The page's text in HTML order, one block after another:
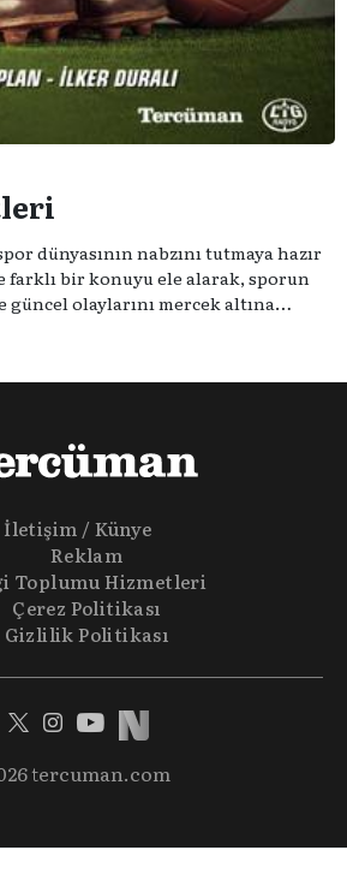
dünyasının nabzını tutmaya hazır
farklı bir konuyu ele alarak, sporun
olaylarını mercek altına
tam size
İletişim / Künye
Reklam
Toplumu Hizmetleri
Çerez Politikası
Gizlilik Politikası
tercuman.com